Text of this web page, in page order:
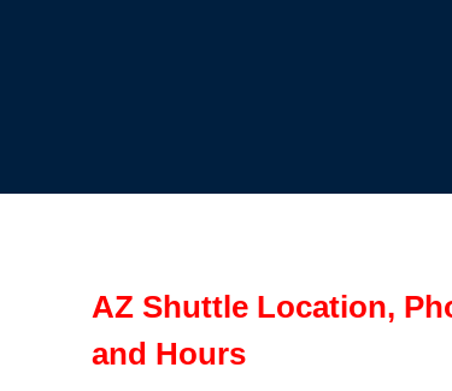
AZ Shuttle Location,
and Hours